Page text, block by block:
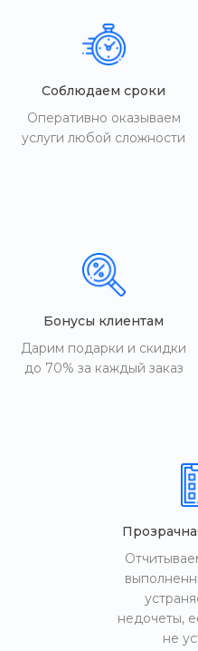
Соблюдаем сроки
Оперативно оказываем
услуги любой сложности
Бонусы клиентам
Дарим подарки и скидки
до 70% за каждый заказ
недочеты,
не